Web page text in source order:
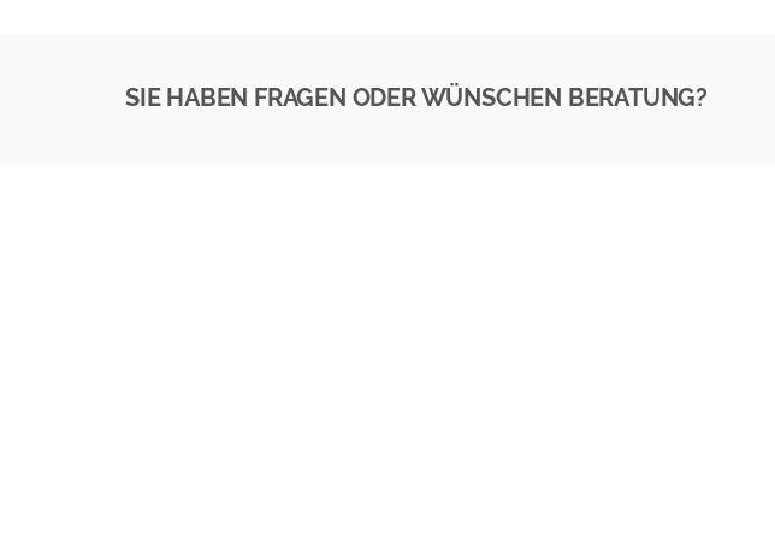
SIE HABEN FRAGEN ODER WÜNSCHEN BERATUNG?